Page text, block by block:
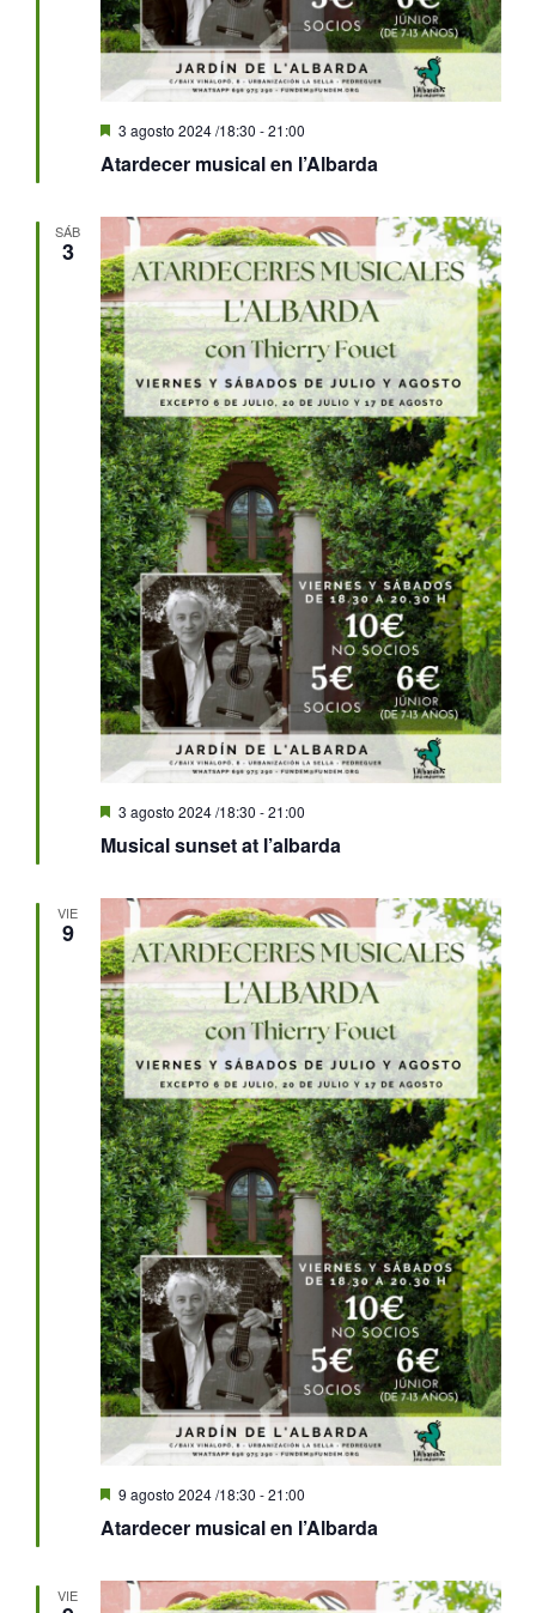
Atardecer musical en l’Albarda
Destacado
3 agosto 2024 /18:30 -21:00
SÁB
3
Musical sunset at l’albarda
Destacado
3 agosto 2024 /18:30 -21:00
VIE
9
Atardecer musical en l’Albarda
Destacado
9 agosto 2024 /18:30 -21:00
VIE